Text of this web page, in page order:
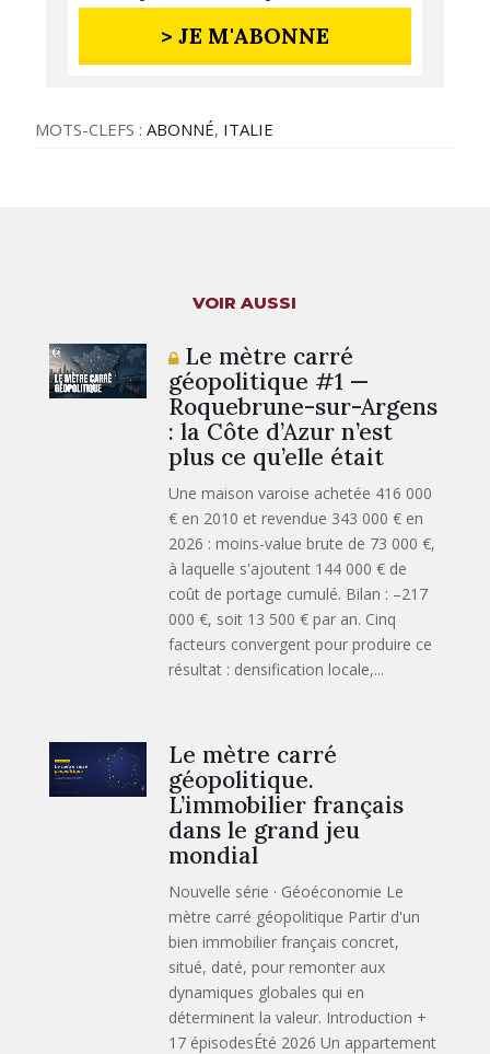
> JE M'ABONNE
MOTS-CLEFS :ABONNÉ, ITALIE
VOIR AUSSI
Le mètre carré
géopolitique #1 —
Roquebrune-sur-Argens
: la Côte d’Azur n’est
plus ce qu’elle était
Une maison varoise achetée 416 000
€ en 2010 et revendue 343 000 € en
2026 : moins-value brute de 73 000 €,
à laquelle s'ajoutent 144 000 € de
coût de portage cumulé. Bilan : –217
000 €, soit 13 500 € par an. Cinq
facteurs convergent pour produire ce
résultat : densification locale,...
Le mètre carré
géopolitique.
L’immobilier français
dans le grand jeu
mondial
Nouvelle série · Géoéconomie Le
mètre carré géopolitique Partir d'un
bien immobilier français concret,
situé, daté, pour remonter aux
dynamiques globales qui en
déterminent la valeur. Introduction +
17 épisodesÉté 2026 Un appartement